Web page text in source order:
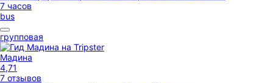
7 часов
bus
групповая
Мадина
4,71
7 отзывов